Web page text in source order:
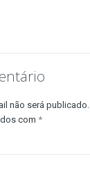
não será publicado.
com *